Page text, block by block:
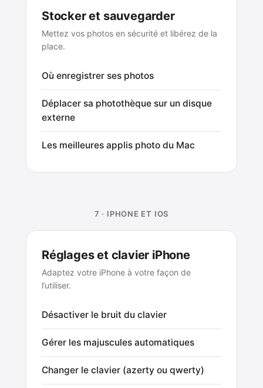
Stocker et sauvegarder
Mettez vos photos en sécurité et libérez de la
place.
Où enregistrer ses photos
Déplacer sa photothèque sur un disque
externe
Les meilleures applis photo du Mac
7 · IPHONE ET IOS
Réglages et clavier iPhone
Adaptez votre iPhone à votre façon de
l’utiliser.
Désactiver le bruit du clavier
Gérer les majuscules automatiques
Changer le clavier (azerty ou qwerty)